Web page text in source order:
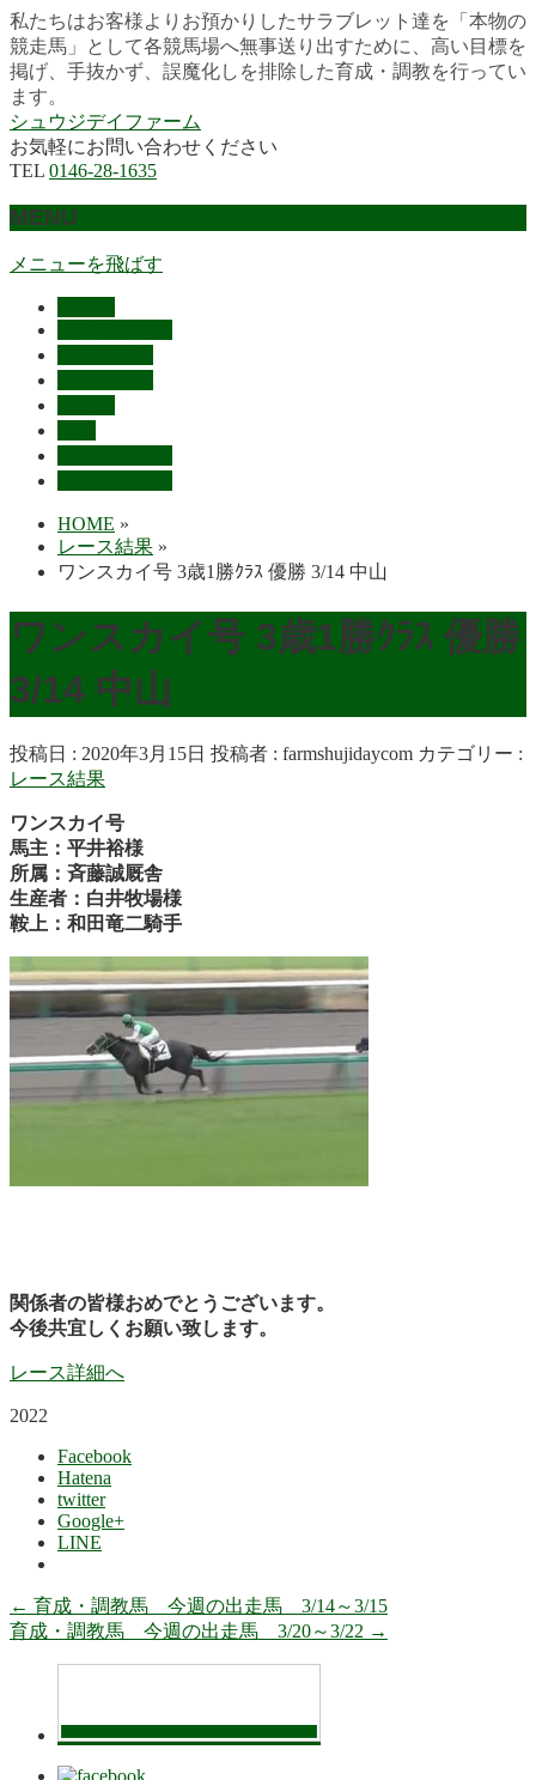
私たちはお客様よりお預かりしたサラブレット達を「本物の
競走馬」として各競馬場へ無事送り出すために、高い目標を
掲げ、手抜かず、誤魔化しを排除した育成・調教を行ってい
ます。
シュウジデイファーム
お気軽にお問い合わせください
TEL 0146-28-1635
MENU
メニューを飛ばす
HOME »
レース結果 »
ワンスカイ号 3歳1勝ｸﾗｽ 優勝 3/14 中山
ワンスカイ号 3歳1勝ｸﾗｽ 優勝
3/14 中山
投稿日 : 2020年3月15日 投稿者 : farmshujidaycom カテゴリー :
レース結果
ワンスカイ号
馬主：平井裕様
所属：斉藤誠厩舎
生産者：白井牧場様
鞍上：和田竜二騎手
関係者の皆様おめでとうございます。
今後共宜しくお願い致します。
レース詳細へ
2022
Facebook
Hatena
twitter
Google+
LINE
← 育成・調教馬 今週の出走馬 3/14～3/15
育成・調教馬 今週の出走馬 3/20～3/22 →